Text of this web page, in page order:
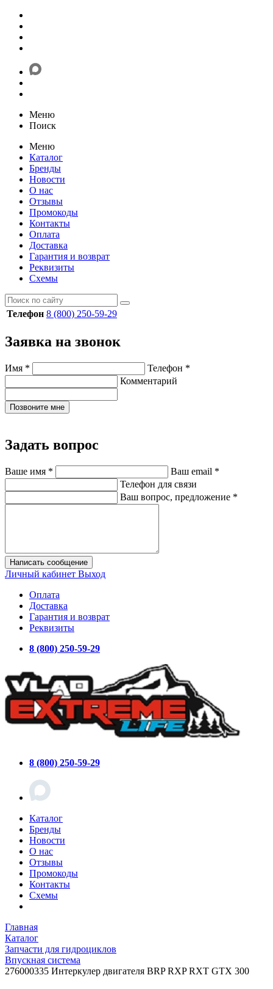
Меню
Поиск
Меню
Каталог
Бренды
Новости
О нас
Отзывы
Промокоды
Контакты
Оплата
Доставка
Гарантия и возврат
Реквизиты
Схемы
Телефон 8 (800) 250-59-29
Заявка на звонок
Имя * Телефон *
Комментарий
Позвоните мне
Задать вопрос
Ваше имя * Ваш email *
Телефон для связи
Ваш вопрос, предложение *
Написать сообщение
Личный кабинет Выход
Оплата
Доставка
Гарантия и возврат
Реквизиты
8 (800) 250-59-29
8 (800) 250-59-29
Каталог
Бренды
Новости
О нас
Отзывы
Промокоды
Контакты
Схемы
Главная
Каталог
Запчасти для гидроциклов
Впускная система
276000335 Интеркулер двигателя BRP RXP RXT GTX 300